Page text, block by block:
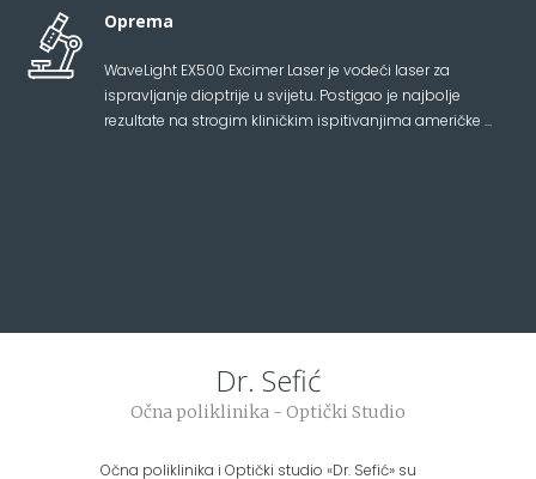
Oprema
WaveLight EX500 Excimer Laser je vodeći laser za
ispravljanje dioptrije u svijetu. Postigao je najbolje
rezultate na strogim kliničkim ispitivanjima američke ...
Dr. Sefić
Očna poliklinika - Optički Studio
Očna poliklinika i Optički studio «Dr. Sefić» su